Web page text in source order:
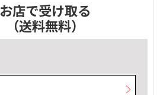
お店で受け取る
（送料無料）